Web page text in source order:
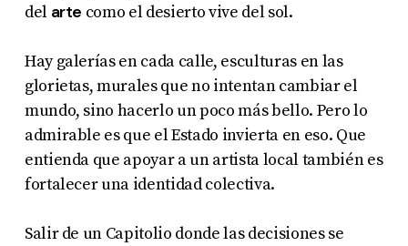
del arte como el desierto vive del sol.
Hay galerías en cada calle, esculturas en las
glorietas, murales que no intentan cambiar el
mundo, sino hacerlo un poco más bello. Pero lo
admirable es que el Estado invierta en eso. Que
entienda que apoyar a un artista local también es
fortalecer una identidad colectiva.
Salir de un Capitolio donde las decisiones se